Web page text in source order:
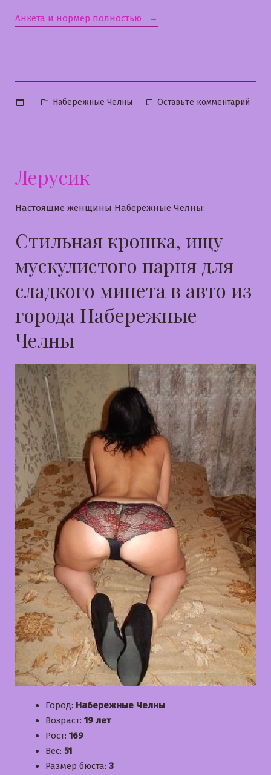
Анкета и нормер полностью «Олечка»
Опубликовано
Набережные Челны Оставьте комментарий
Лерусик
Настоящие женщины Набережные Челны:
Стильная крошка, ищу
мускулистого парня для
сладкого минета в авто из
города Набережные
Челны
Город: Набережные Челны
Возраст: 19 лет
Рост: 169
Вес: 51
Размер бюста: 3